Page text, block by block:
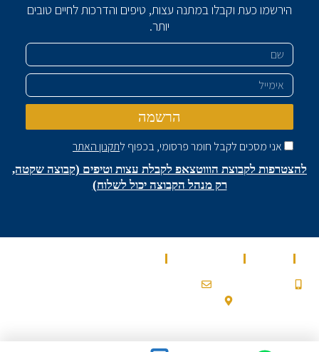
הירשמו כעת וקבלו במתנה עצות, טיפים והדרכות לחיים טובים
יותר.
שם
אימייל
אני מסכים לקבל חומר פרסומי, בכפוף לתקנון האתר
הרשמה
להצטרפות לקבוצת הוווטצאפ לקבלת עצות וטיפים (קבוצה שקטה,
רק מנהל הקבוצה יכול לשלוח)